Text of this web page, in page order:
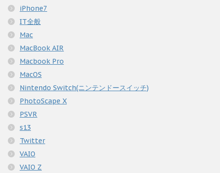
iPhone7
IT全般
Mac
MacBook AIR
Macbook Pro
MacOS
Nintendo Switch(ニンテンドースイッチ)
PhotoScape X
PSVR
s13
Twitter
VAIO
VAIO Z